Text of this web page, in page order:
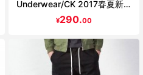
Underwear/CK 2017春夏新款
男士平角内裤NU8638 初上市
价格290元
¥290.00